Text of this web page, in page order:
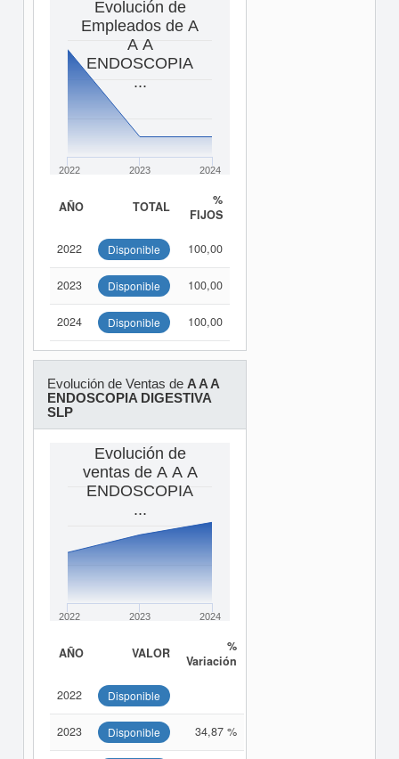
Evolución de
Empleados de A
A A
ENDOSCOPIA
...
2022 2023 2024
AÑO TOTAL
%
FIJOS
2022 Disponible 100,00
2023 Disponible 100,00
2024 Disponible 100,00
Evolución de Ventas de A A A
ENDOSCOPIA DIGESTIVA
SLP
Evolución de
ventas de A A A
ENDOSCOPIA
...
2022 2023 2024
AÑO VALOR
%
Variación
2022 Disponible
2023 Disponible 34,87 %